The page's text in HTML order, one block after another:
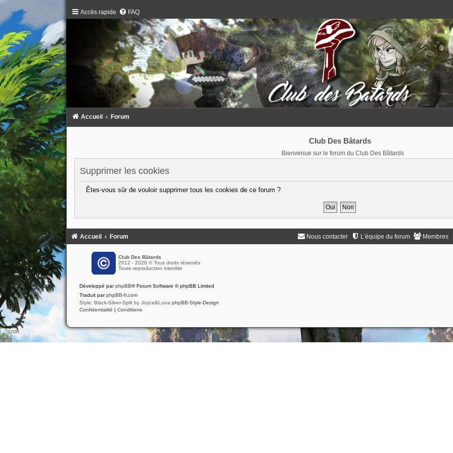
Accès rapide FAQ
Accueil Forum
Club Des Bâtards
Bienvenue sur le forum du Club Des Bâtards
Supprimer les cookies
Êtes-vous sûr de vouloir supprimer tous les cookies de ce forum ?
Accueil Forum Membres
L’équipe du forum
Nous contacter
Club Des Bâtards
2012 - 2026 © Tous droits réservés
Toute reproduction interdite
Développé parphpBB® Forum Software © phpBB Limited
Traduit parphpBB-fr.com
Style: Black-Silver-Split by Joyce&Luna phpBB-Style-Design
Confidentialité | Conditions